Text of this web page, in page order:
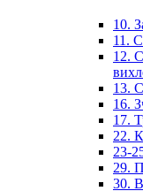
10.
11.
12.
13.
16.
17.
22.
23-
29.
30.